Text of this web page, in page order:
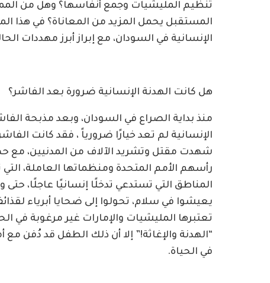
تنظيم المليشيات وجمع أنفاسها؟ وهل من
المستقبل يحمل المزيد من المعاناة؟ في هذا
الإنسانية في السودان، مع إبراز أبرز مهددات
هل كانت الهدنة الإنسانية ضرورة بعد الفاشر؟
منذ بداية الصراع في السودان، وبعد مذبحة
الإنسانية لم تعد خيارًا ضرورياً ، فقد كانت
شهدت مقتل وتشريد الآلاف من المدنيين، مع
رأسهم الأمم المتحدة ومنظماتها العاملة،
المناطق التي تستدعي تدخلًا إنسانيًا عاجلًا، حتى
يعيشوا في سلام، تحولوا إلى ضحايا أبرياء
تعتبرها المليشيات والإمارات غير مرغوبة في
“الهدنة والإغاثة!” إلا أن ذلك الطفل قد دُفن
في الحياة.